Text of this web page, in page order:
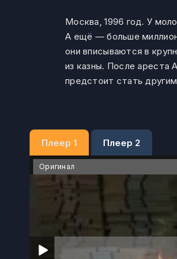
Москва, 1996 год. У
А ещё — больше
они вписываются в
из казны. После
предстоит стать
Плеер 1 Плеер 2
Оригинал